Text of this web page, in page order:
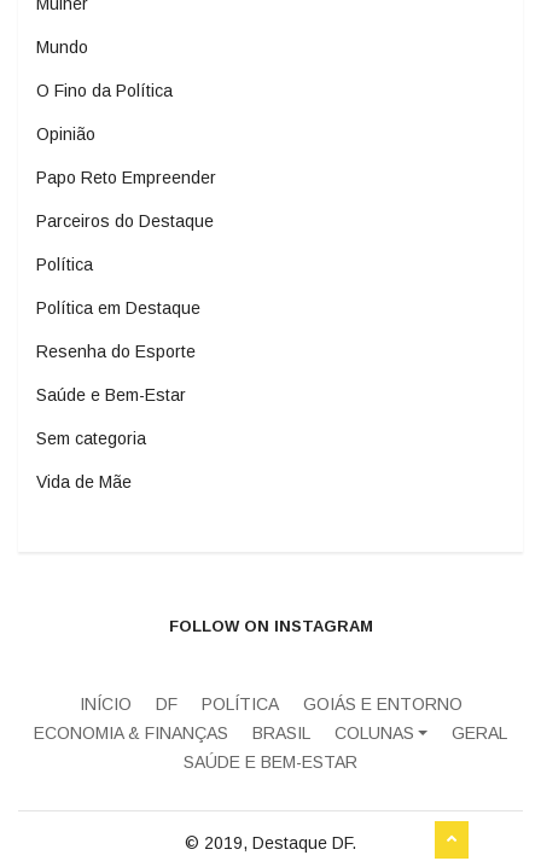
Mulher
Mundo
O Fino da Política
Opinião
Papo Reto Empreender
Parceiros do Destaque
Política
Política em Destaque
Resenha do Esporte
Saúde e Bem-Estar
Sem categoria
Vida de Mãe
FOLLOW ON INSTAGRAM
INÍCIO DF POLÍTICA
GOIÁS E ENTORNO
ECONOMIA & FINANÇAS
BRASIL COLUNAS
GERAL
SAÚDE E BEM-ESTAR
© 2019, Destaque DF.